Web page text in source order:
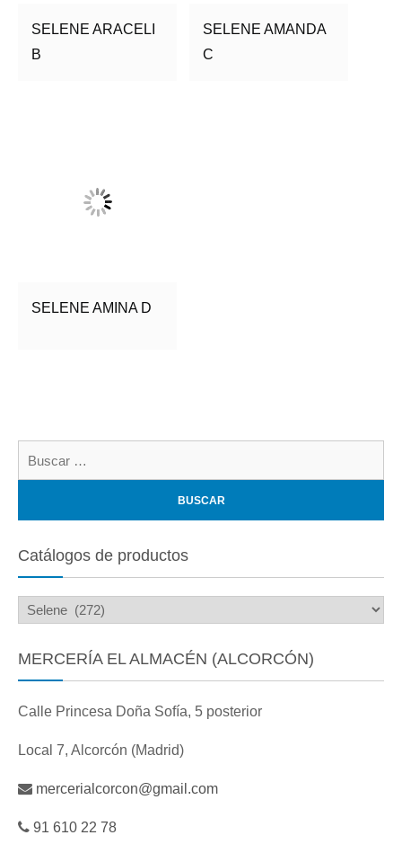
SELENE ARACELI
B
SELENE AMANDA
C
SELENE AMINA D
Catálogos de productos
MERCERÍA EL ALMACÉN (ALCORCÓN)
Calle Princesa Doña Sofía, 5 posterior
Local 7, Alcorcón (Madrid)
mercerialcorcon@gmail.com
91 610 22 78